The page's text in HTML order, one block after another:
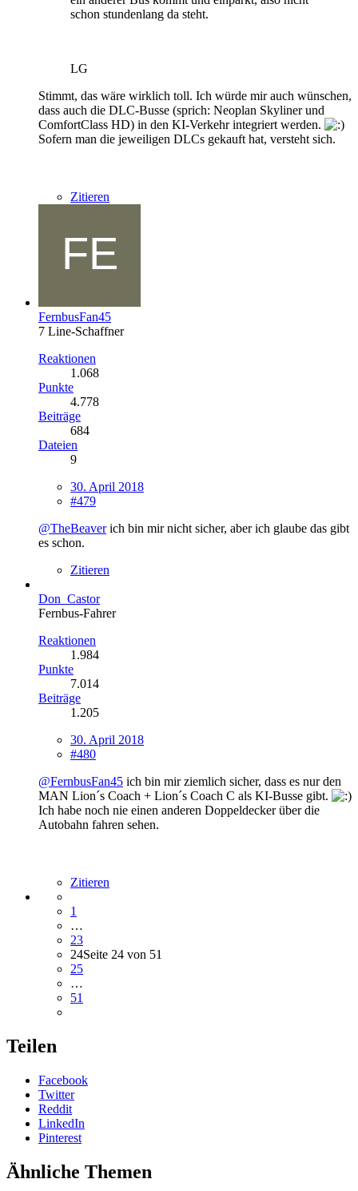
schon stundenlang da steht.
LG
Stimmt, das wäre wirklich toll. Ich würde mir auch wünschen,
dass auch die DLC-Busse (sprich: Neoplan Skyliner und
ComfortClass HD) in den KI-Verkehr integriert werden.
Sofern man die jeweiligen DLCs gekauft hat, versteht sich.
Zitieren
FernbusFan45
7 Line-Schaffner
Reaktionen
1.068
Punkte
4.778
Beiträge
684
Dateien
9
30. April 2018
#479
@TheBeaverich bin mir nicht sicher, aber ich glaube das gibt
es schon.
Zitieren
Don_Castor
Fernbus-Fahrer
Reaktionen
1.984
Punkte
7.014
Beiträge
1.205
30. April 2018
#480
@FernbusFan45 ich bin mir ziemlich sicher, dass es nur den
MAN Lion´s Coach + Lion´s Coach C als KI-Busse gibt.
Ich habe noch nie einen anderen Doppeldecker über die
Autobahn fahren sehen.
Zitieren
1
…
23
24Seite 24 von 51
25
…
51
Teilen
Facebook
Twitter
Reddit
LinkedIn
Pinterest
Ähnliche Themen